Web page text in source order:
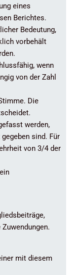
eines
Berichtes.
Bedeutung,
vorbehält
wenn
von der Zahl
Die
werden,
sind. Für
von 3/4 der
mit diesem